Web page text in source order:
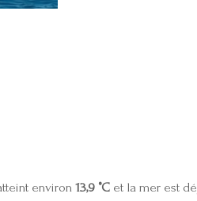
environ 13,9 °C et la mer est